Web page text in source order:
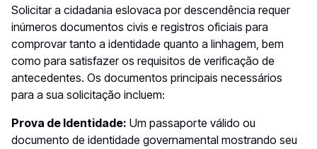
Solicitar a cidadania eslovaca por descendência requer
inúmeros documentos civis e registros oficiais para
comprovar tanto a identidade quanto a linhagem, bem
como para satisfazer os requisitos de verificação de
antecedentes. Os documentos principais necessários
para a sua solicitação incluem:
Prova de Identidade: Um passaporte válido ou
documento de identidade governamental mostrando seu